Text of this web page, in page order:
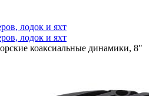
лодок и яхт
лодок и яхт
коаксиальные динамики, 8"